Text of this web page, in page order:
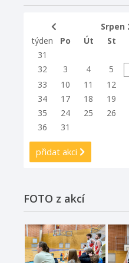
Srpen
týden
Po Út St
31
32
3 4 5
33
10 11 12
34
17 18 19
35
24 25 26
36
31
přidat akci
FOTO z akcí